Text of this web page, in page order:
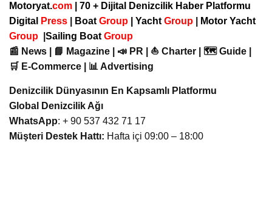
Motoryat.com | 70 + Dijital Denizcilik Haber Platformu
Digital
Press Boat Group Yacht Group
Motor Yacht
Group
Sailing Boat Group
📰 News | 📘 Magazine | 📣 PR | ⛵ Charter | 🗺️ Guide |
🛒 E-Commerce | 📊 Advertising
Denizcilik Dünyasının En Kapsamlı Platformu
Global Denizcilik Ağı
WhatsApp: + 90 537 432 71 17
Müşteri Destek Hattı: Hafta içi 09:00 – 18:00